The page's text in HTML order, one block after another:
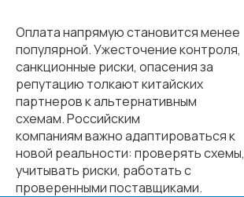
Оплата напрямую становится менее
популярной. Ужесточение контроля,
санкционные риски, опасения за
репутацию толкают китайских
партнеров к альтернативным
схемам. Российским
компаниям важно адаптироваться к
новой реальности: проверять схемы,
учитывать риски, работать с
проверенными поставщиками.